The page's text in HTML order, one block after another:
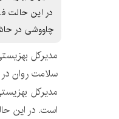
در این حالت
چاووشی در
مدیرکل
سلامت روان
مدیرکل
است. در این